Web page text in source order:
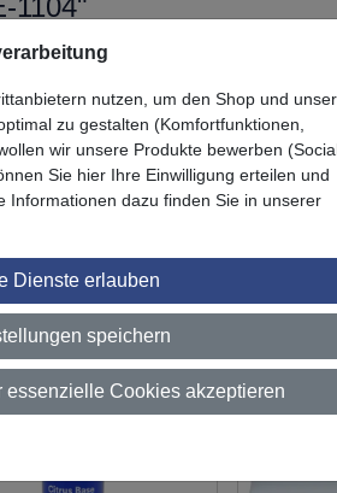
1104"
auch interessieren
nutzen, um den Shop und
zu gestalten (Komfortfunktionen,
wir unsere Produkte bewerben
Sie hier Ihre Einwilligung erteilen und
Informationen dazu finden Sie in unserer
Dienste erlauben
speichern
essenzielle Cookies akzeptieren